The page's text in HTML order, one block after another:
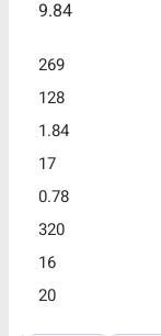
9.84
269
128
1.84
17
0.78
320
16
20